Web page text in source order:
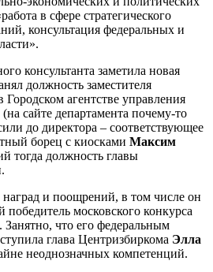
в сфере стратегического
консультация федеральных и
консультанта заметила новая
должность заместителя
Городском агентстве управления
сайте департамента почему-то
до директора – соответствующее
борец с киосками Максим
тогда должность главы
и поощрений, в том числе он
победитель московского конкурса
что его федеральным
глава Центризбиркома Элла
неоднозначных компетенций.